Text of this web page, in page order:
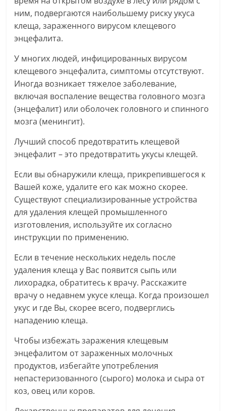
ним, подвергаются наибольшему риску укуса
клеща, зараженного вирусом клещевого
энцефалита.
У многих людей, инфицированных вирусом
клещевого энцефалита, симптомы отсутствуют.
Иногда возникает тяжелое заболевание,
включая воспаление вещества головного мозга
(энцефалит) или оболочек головного и спинного
мозга (менингит).
Лучший способ предотвратить клещевой
энцефалит – это предотвратить укусы клещей.
Если вы обнаружили клеща, прикрепившегося к
Вашей коже, удалите его как можно скорее.
Существуют специализированные устройства
для удаления клещей промышленного
изготовления, используйте их согласно
инструкции по применению.
Если в течение нескольких недель после
удаления клеща у Вас появится сыпь или
лихорадка, обратитесь к врачу. Расскажите
врачу о недавнем укусе клеща. Когда произошел
укус и где Вы, скорее всего, подверглись
нападению клеща.
Чтобы избежать заражения клещевым
энцефалитом от зараженных молочных
продуктов, избегайте употребления
непастеризованного (сырого) молока и сыра от
коз, овец или коров.